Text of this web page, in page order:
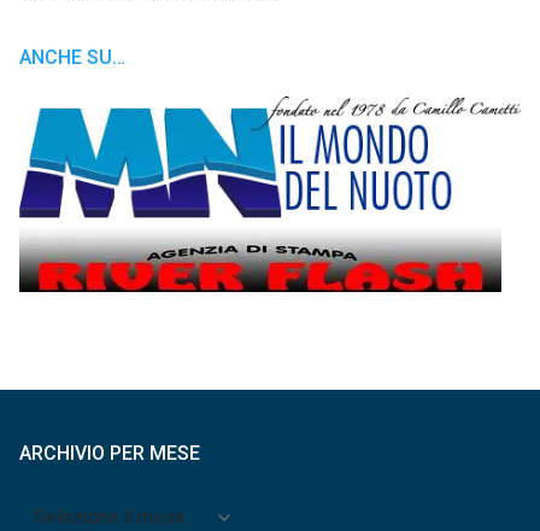
ANCHE SU…
ARCHIVIO PER MESE
Archivio